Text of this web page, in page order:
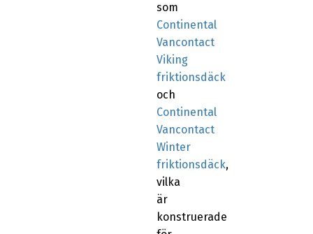
som
Continental
Vancontact
Viking
friktionsdäck
och
Continental
Vancontact
Winter
friktionsdäck,
vilka
är
konstruerade